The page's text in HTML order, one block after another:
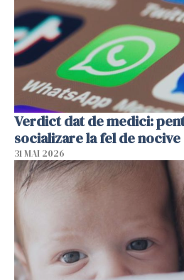
Verdict dat de medici:
socializare la fel de
31 MAI 2026